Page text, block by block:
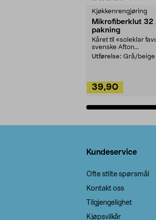
Kjøkkenrengjøring
Mikrofiberklut 32
pakning
Kåret til «soleklar
svenske Afton...
Utførelse: Grå/beige
39,90
Kundeservice
Ofte stilte spørsmål
Kontakt oss
Tilgjengelighet
Kjøpsvilkår